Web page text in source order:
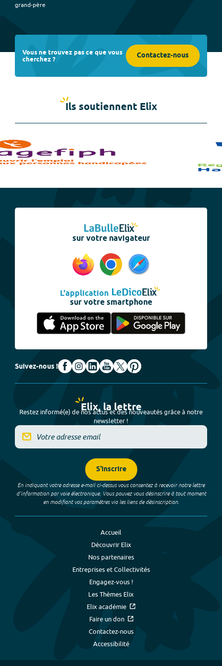
grand-père
Vous ne trouvez pas ce que vous
cherchez ? Contactez-nous
Ils soutiennent Elix
sur votre navigateur
L'application
sur votre smartphone
Suivez-nous !
Elix, la lettre
Restez informé(e) de nos actus et des nouveautés grâce à notre
newsletter !
S'inscrire
En indiquant votre adresse e-mail ci-dessus vous consentez à recevoir notre lettre
d’information par voie électronique. Vous pouvez vous désinscrire à tout moment
en modifiant vos paramètres via les liens de désinscription.
Accueil
Découvrir Elix
Nos partenaires
Entreprises et Collectivités
Engagez-vous !
Les Thèmes Elix
Elix académie
Faire un don
Contactez-nous
Accessibilité